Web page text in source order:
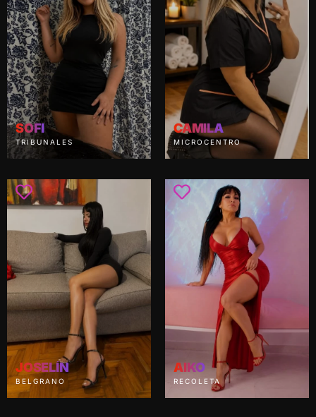
SOFI
TRIBUNALES
CAMILA
MICROCENTRO
JOSELÍN
BELGRANO
AIKO
RECOLETA